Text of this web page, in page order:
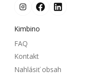
Kimbino
FAQ
Kontakt
Nahlásiť obsah